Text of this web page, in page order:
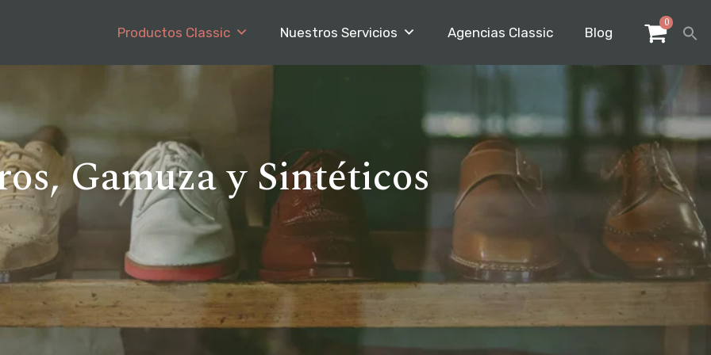
0
Productos Classic Nuestros Servicios Agencias Classic Blog
Gamuza y Sintéticos